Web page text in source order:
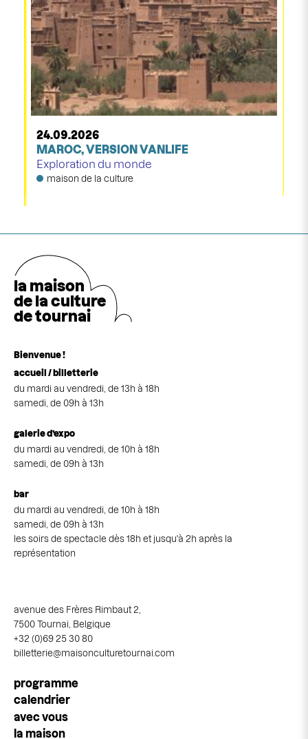
24.09.2026
MAROC, VERSION VANLIFE
Exploration du monde
maison de la culture
la maison
de la culture
de tournai
Bienvenue !
accueil / billetterie
du mardi au vendredi, de 13h à 18h
samedi, de 09h à 13h
galerie d’expo
du mardi au vendredi, de 10h à 18h
samedi, de 09h à 13h
bar
du mardi au vendredi, de 10h à 18h
samedi, de 09h à 13h
les soirs de spectacle dès 18h et jusqu'à 2h après la
représentation
avenue des Frères Rimbaut 2,
7500 Tournai, Belgique
+32 (0)69 25 30 80
billetterie@maisonculturetournai.com
Navigation
principale
programme
calendrier
avec vous
la maison